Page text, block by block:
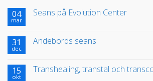
04
mar
Seans på Evolution Center
31
dec
Andebords seans
15
okt
Transhealing, transtal och